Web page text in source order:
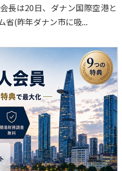
長は20日、ダナン国際空港と
省(昨年ダナン市に吸...